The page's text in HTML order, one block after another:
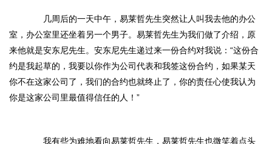
几周后的一天中午，易莱哲先生突然让人叫我去他的办公
室，办公室里还坐着另一个男子。易莱哲先生为我们做了介绍，原
来他就是安东尼先生。安东尼先生递过来一份合约对我说：“这份合
约是我起草的，我要以你作为公司代表和我签这份合约，如果某天
你不在这家公司了，我们的合约也就终止了，你的责任心使我认为
你是这家公司里最值得信任的人！”
我有些为难地看向易莱哲先生，易莱哲先生也微笑着点头